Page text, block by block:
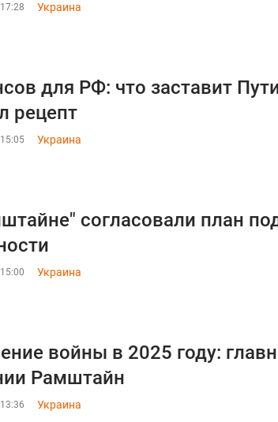
Украина
для РФ: что заставит
рецепт
Украина
согласовали план
Украина
войны в 2025 году:
Рамштайн
Украина